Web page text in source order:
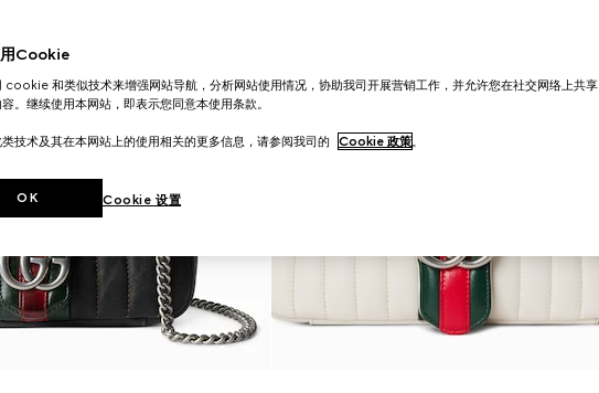
Cookie
cookie 和类似技术来增强网站导航，分析网站使用情况，协助我司开展营销工作，并允许您在社交网络上共享
。继续使用本网站，即表示您同意本使用条款。
技术及其在本网站上的使用相关的更多信息，请参阅我司的 Cookie 政策。
Cookie 设置
OK